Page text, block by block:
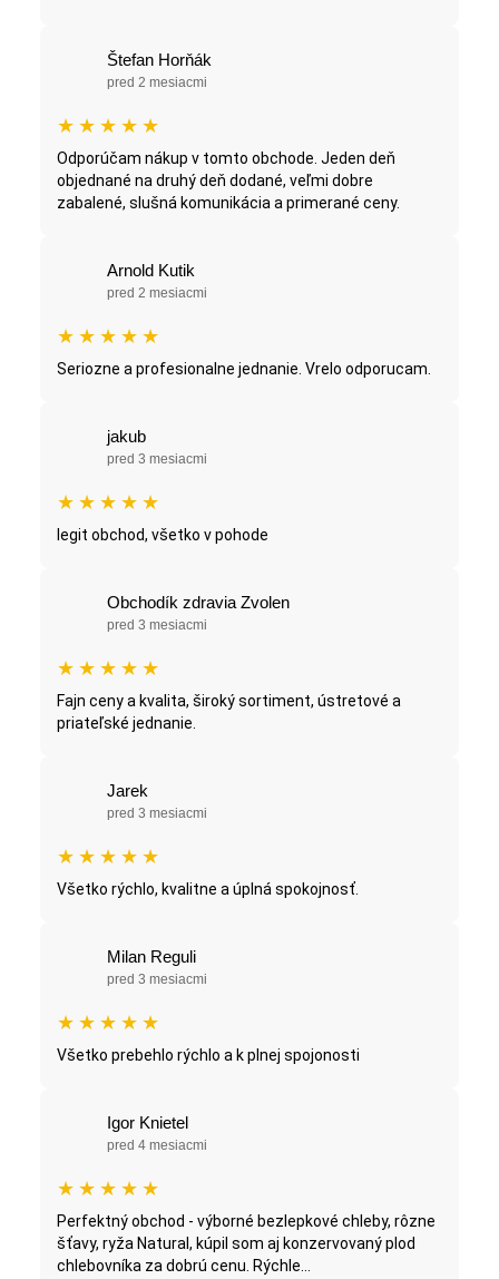
Štefan Horňák
pred 2 mesiacmi
★ ★ ★ ★ ★
Odporúčam nákup v tomto obchode. Jeden deň
objednané na druhý deň dodané, veľmi dobre
zabalené, slušná komunikácia a primerané ceny.
Arnold Kutik
pred 2 mesiacmi
★ ★ ★ ★ ★
Seriozne a profesionalne jednanie. Vrelo odporucam.
jakub
pred 3 mesiacmi
★ ★ ★ ★ ★
legit obchod, všetko v pohode
Obchodík zdravia Zvolen
pred 3 mesiacmi
★ ★ ★ ★ ★
Fajn ceny a kvalita, široký sortiment, ústretové a
priateľské jednanie.
Jarek
pred 3 mesiacmi
★ ★ ★ ★ ★
Všetko rýchlo, kvalitne a úplná spokojnosť.
Milan Reguli
pred 3 mesiacmi
★ ★ ★ ★ ★
Všetko prebehlo rýchlo a k plnej spojonosti
Igor Knietel
pred 4 mesiacmi
★ ★ ★ ★ ★
Perfektný obchod - výborné bezlepkové chleby, rôzne
šťavy, ryža Natural, kúpil som aj konzervovaný plod
chlebovníka za dobrú cenu. Rýchle...